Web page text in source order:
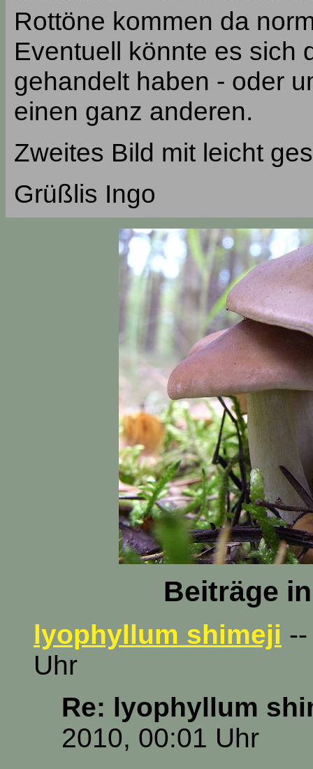
Rottöne kommen da
Eventuell könnte es sich
gehandelt haben - oder
einen ganz anderen.
Zweites Bild mit leicht
Grüßlis Ingo
Beiträge
lyophyllum shimeji
Uhr
Re: lyophyllum
2010, 00:01 Uhr